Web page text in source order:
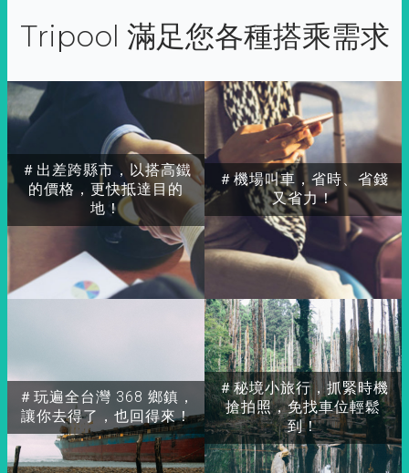
Tripool 滿足您各種搭乘需求
＃出差跨縣市，以搭高鐵
的價格，更快抵達目的
地！
＃玩遍全台灣 368 鄉鎮，
讓你去得了，也回得來！
＃秘境小旅行，抓緊時機
搶拍照，免找車位輕鬆
到！
＃機場叫車，省時、省錢
又省力！